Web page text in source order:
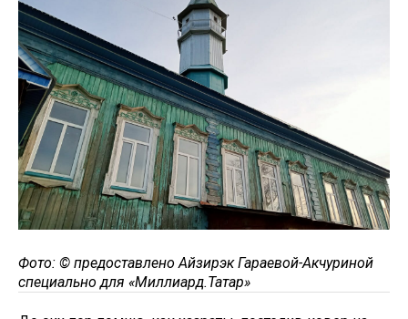
Фото: © предоставлено Айзирэк Гараевой-Акчуриной
специально для «Миллиард.Татар»